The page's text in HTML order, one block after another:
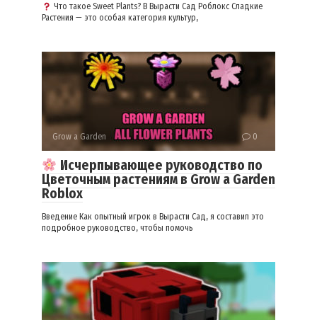
Что такое Sweet Plants? В Вырасти Сад Роблокс Сладкие
Растения — это особая категория культур,
Grow a Garden 0
Исчерпывающее руководство по
Цветочным растениям в Grow a Garden
Roblox
Введение Как опытный игрок в Вырасти Сад, я составил это
подробное руководство, чтобы помочь